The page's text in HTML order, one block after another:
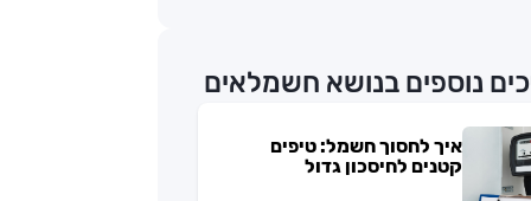
נוספים בנושא חשמלאים
איך לחסוך חשמל: טיפים
קטנים לחיסכון גדול